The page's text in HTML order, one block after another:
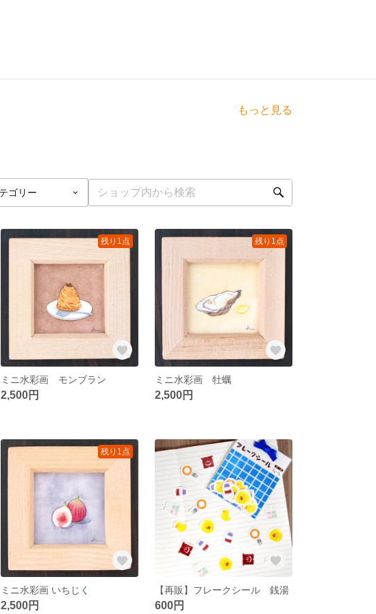
もっと見る
残り1点
ミニ水彩画 モンブラン
2,500円
残り1点
ミニ水彩画 牡蠣
2,500円
残り1点
ミニ水彩画 いちじく
2,500円
【再販】フレークシール 銭湯
600円